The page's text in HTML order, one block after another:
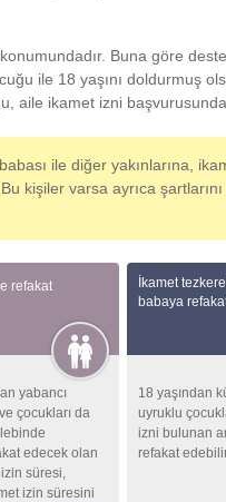
Buna göre
ile 18 yaşını doldurmuş
aile ikamet izni
ile diğer yakınlarına,
kişiler varsa ayrıca şartlarını
refakat
yabancı
çocukları da
edecek olan
izin süresi,
izin süresini
İkamet
babaya
18 yaşından
uyruklu
izni bulunan
refakat